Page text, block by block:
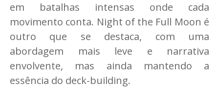
em batalhas intensas onde cada
movimento conta. Night of the Full Moon é
outro que se destaca, com uma
abordagem mais leve e narrativa
envolvente, mas ainda mantendo a
essência do deck-building.